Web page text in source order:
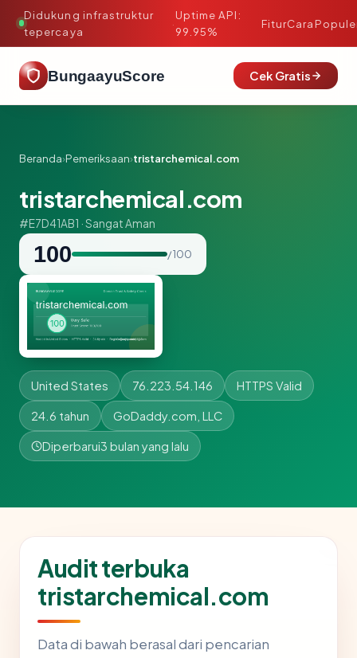
Didukung infrastruktur
tepercaya
·
Uptime API:
99.95%
FiturCara
BungaayuScore Cek Gratis
Beranda›Pemeriksaan›tristarchemical.com
tristarchemical.com
#E7D41AB1 · Sangat Aman
100 / 100
United States 76.223.54.146 HTTPS Valid
24.6 tahun GoDaddy.com, LLC
Diperbarui3 bulan yang lalu
Audit terbuka
tristarchemical.com
Data di bawah berasal dari pencarian